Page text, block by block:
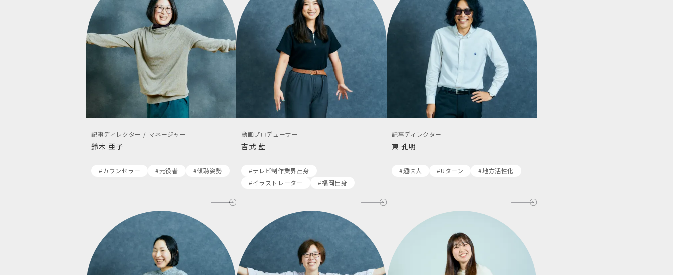
記事ディレクター / マネージャー
鈴木 亜子
#カウンセラー #元役者 #傾聴姿勢
動画プロデューサー
吉武 藍
#テレビ制作業界出身
#イラストレーター
#福岡出身
記事ディレクター
東 孔明
#趣味人 #Uターン #地方活性化